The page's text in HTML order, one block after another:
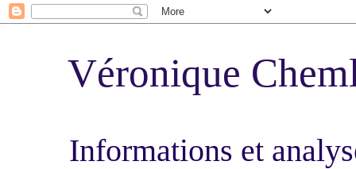
Véronique
Informations et